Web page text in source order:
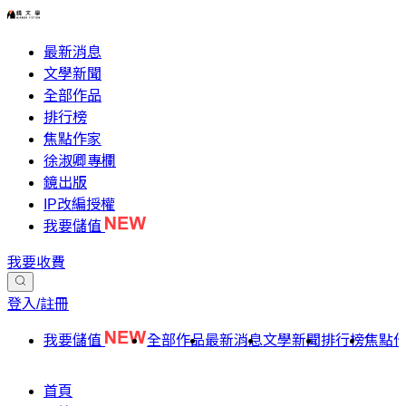
最新消息
文學新聞
全部作品
排行榜
焦點作家
徐淑卿專欄
鏡出版
IP改編授權
我要儲值
我要收費
登入/註冊
我要儲值 全部作品最新消息文學新聞排行榜焦點
首頁